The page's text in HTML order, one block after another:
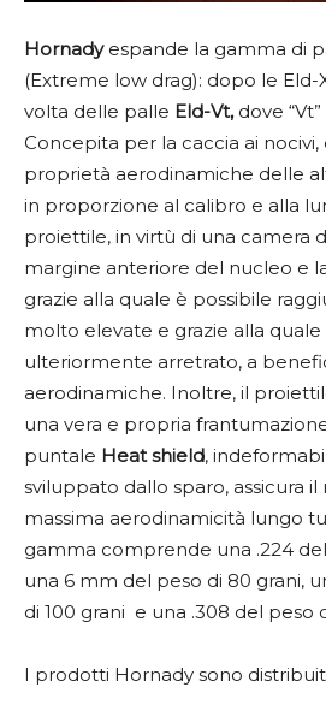
Hornadyespande la gamma di
(Extreme low drag): dopo le Eld-
volta delle palle Eld-Vt,dove
Concepita per la caccia ai
proprietà aerodinamiche delle
in proporzione al calibro e alla
proiettile, in virtù di una camera
margine anteriore del nucleo e
grazie alla quale è possibile
molto elevate e grazie alla
ulteriormente arretrato, a
aerodinamiche. Inoltre, il
una vera e propria
puntale Heat shield,
sviluppato dallo sparo, assicura
massima aerodinamicità lungo
gamma comprende una .224
una 6 mm del peso di 80 grani,
di 100 grani e una .308 del peso
I prodotti Hornady sono